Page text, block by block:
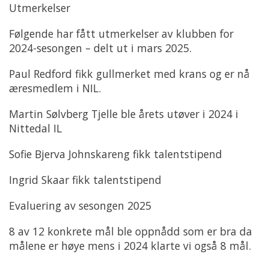
Utmerkelser
Følgende har fått utmerkelser av klubben for
2024-sesongen – delt ut i mars 2025.
Paul Redford fikk gullmerket med krans og er nå
æresmedlem i NIL.
Martin Sølvberg Tjelle ble årets utøver i 2024 i
Nittedal IL
Sofie Bjerva Johnskareng fikk talentstipend
Ingrid Skaar fikk talentstipend
Evaluering av sesongen 2025
8 av 12 konkrete mål ble oppnådd som er bra da
målene er høye mens i 2024 klarte vi også 8 mål.